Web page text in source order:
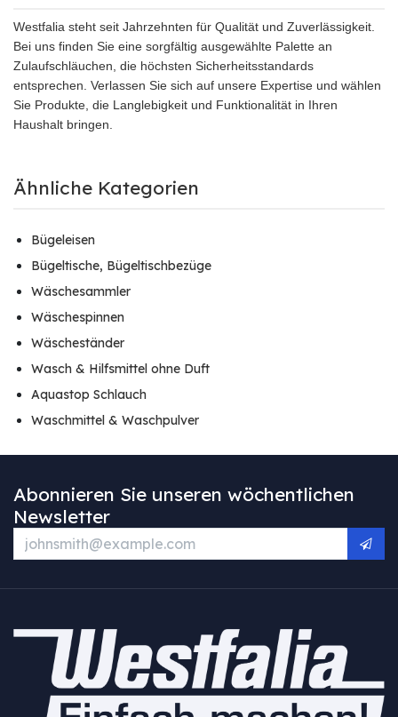
Westfalia steht seit Jahrzehnten für Qualität und Zuverlässigkeit.
Bei uns finden Sie eine sorgfältig ausgewählte Palette an
Zulaufschläuchen, die höchsten Sicherheitsstandards
entsprechen. Verlassen Sie sich auf unsere Expertise und wählen
Sie Produkte, die Langlebigkeit und Funktionalität in Ihren
Haushalt bringen.
Ähnliche Kategorien
Bügeleisen
Bügeltische, Bügeltischbezüge
Wäschesammler
Wäschespinnen
Wäscheständer
Wasch & Hilfsmittel ohne Duft
Aquastop Schlauch
Waschmittel & Waschpulver
Abonnieren Sie unseren wöchentlichen
Newsletter